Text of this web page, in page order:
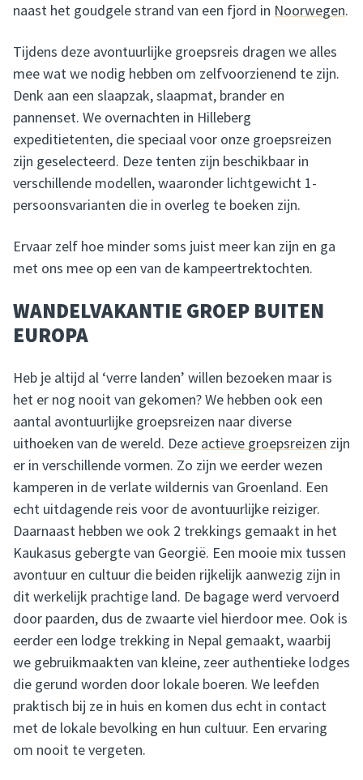
naast het goudgele strand van een fjord in Noorwegen.
Tijdens deze avontuurlijke groepsreis dragen we alles
mee wat we nodig hebben om zelfvoorzienend te zijn.
Denk aan een slaapzak, slaapmat, brander en
pannenset. We overnachten in Hilleberg
expeditietenten, die speciaal voor onze groepsreizen
zijn geselecteerd. Deze tenten zijn beschikbaar in
verschillende modellen, waaronder lichtgewicht 1-
persoonsvarianten die in overleg te boeken zijn.
Ervaar zelf hoe minder soms juist meer kan zijn en ga
met ons mee op een van de kampeertrektochten.
WANDELVAKANTIE GROEP BUITEN
EUROPA
Heb je altijd al ‘verre landen’ willen bezoeken maar is
het er nog nooit van gekomen? We hebben ook een
aantal avontuurlijke groepsreizen naar diverse
uithoeken van de wereld. Deze actieve groepsreizen zijn
er in verschillende vormen. Zo zijn we eerder wezen
kamperen in de verlate wildernis van Groenland. Een
echt uitdagende reis voor de avontuurlijke reiziger.
Daarnaast hebben we ook 2 trekkings gemaakt in het
Kaukasus gebergte van Georgië. Een mooie mix tussen
avontuur en cultuur die beiden rijkelijk aanwezig zijn in
dit werkelijk prachtige land. De bagage werd vervoerd
door paarden, dus de zwaarte viel hierdoor mee. Ook is
eerder een lodge trekking in Nepal gemaakt, waarbij
we gebruikmaakten van kleine, zeer authentieke lodges
die gerund worden door lokale boeren. We leefden
praktisch bij ze in huis en komen dus echt in contact
met de lokale bevolking en hun cultuur. Een ervaring
om nooit te vergeten.